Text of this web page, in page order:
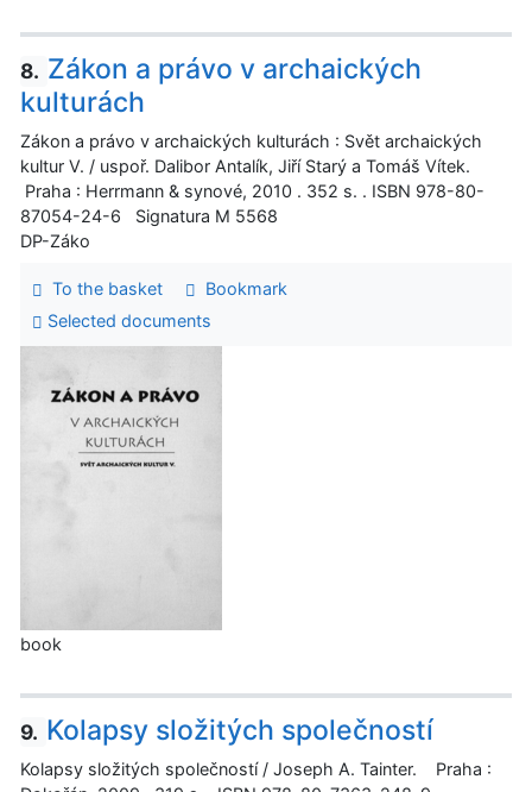
8. Zákon a právo v archaických
kulturách
Zákon a právo v archaických kulturách : Svět archaických
kultur V. / uspoř. Dalibor Antalík, Jiří Starý a Tomáš Vítek.
Praha : Herrmann & synové, 2010 . 352 s. . ISBN 978-80-
87054-24-6 Signatura M 5568
DP-Záko
To the basket
Bookmark
Selected documents
book
9. Kolapsy složitých společností
Kolapsy složitých společností / Joseph A. Tainter. Praha :